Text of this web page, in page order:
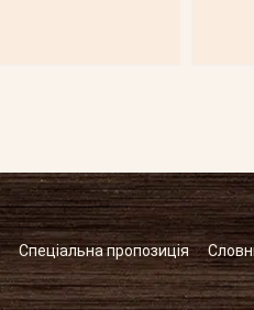
Спеціальна пропозиція